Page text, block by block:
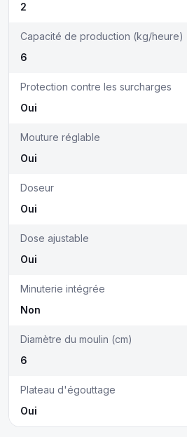
2
Capacité de production (kg/heure)
6
Protection contre les surcharges
Oui
Mouture réglable
Oui
Doseur
Oui
Dose ajustable
Oui
Minuterie intégrée
Non
Diamètre du moulin (cm)
6
Plateau d'égouttage
Oui